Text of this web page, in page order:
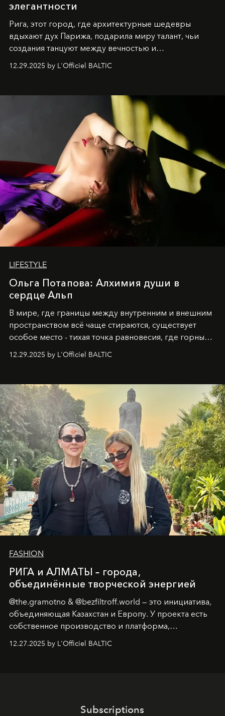
элегантности
Рига, этот город, где архитектурные шедевры
вдыхают дух Парижа, подарила миру талант, чьи
создания танцуют между вечностью и
12.29.2025 by L'Officiel BALTIC
LIFESTYLE
Ольга Потапова: Алхимия души в
сердце Альп
В мире, где границы между внутренним и внешним
пространством всё чаще стираются, существует
особое место - тихая точка равновесия, где горные
глубинами человеческой души. Здесь, на стыке
Ольга Потапова - женщина, чей путь от поиска
истины превратился в искусство превращения
человеческих кризисов в возможности для
возрождения.
12.29.2025 by L'Officiel BALTIC
FASHION
РИГА и АЛМАТЫ – города,
объединённые творческой энергией
@the.gramotno & @bezfiltroff.world — это инициатива,
объединяющая Казахстан и Европу. У проекта есть
собственное производство и платформа,
решения для дизайнеров и молодых брендов.
12.27.2025 by L'Officiel BALTIC
Subscriptions